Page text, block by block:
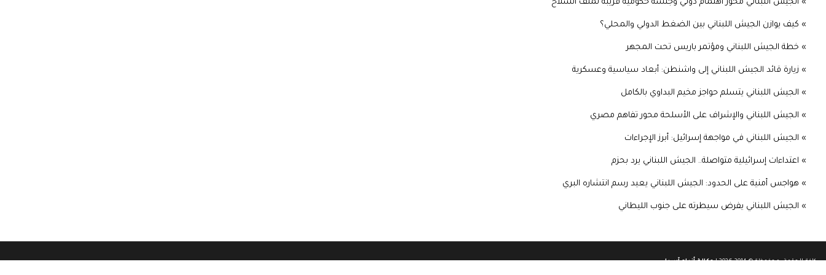
» الجيش اللبناني محور اهتمام دولي وجلسة حكومية قريبة لملف السلاح
» كيف يوازن الجيش اللبناني بين الضغط الدولي والمحلي؟
» خطة الجيش اللبناني ومؤتمر باريس تحت المجهر
» زيارة قائد الجيش اللبناني إلى واشنطن: أبعاد سياسية وعسكرية
» الجيش اللبناني يتسلم حواجز مخيم البداوي بالكامل
» الجيش اللبناني والإشراف على الأسلحة محور تفاهم مصري
» الجيش اللبناني في مواجهة إسرائيل: أبرز الإجراءات
» اعتداءات إسرائيلية متواصلة.. الجيش اللبناني يرد بحزم
» هواجس أمنية على الحدود: الجيش اللبناني يعيد رسم انتشاره البري
» الجيش اللبناني يفرض سيطرته على جنوب الليطاني
كافة الحقوق محفوظة © 2014-2026 | وكالة أنباء آسيا.